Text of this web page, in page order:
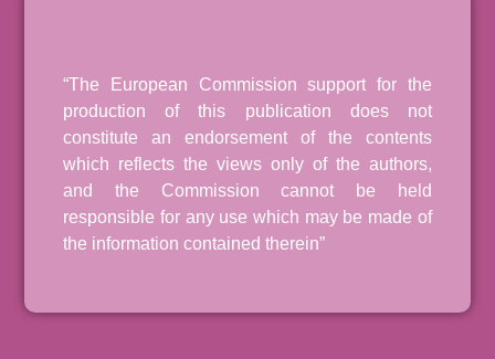
“The European Commission support for the
production of this publication does not
constitute an endorsement of the contents
which reflects the views only of the authors,
and the Commission cannot be held
responsible for any use which may be made of
the information contained therein”